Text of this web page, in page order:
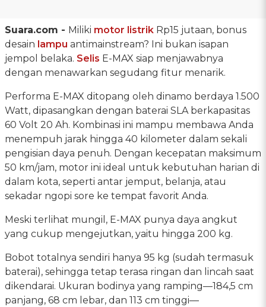
Suara.com - Miliki motor listrik Rp15 jutaan, bonus
desain lampu antimainstream? Ini bukan isapan
jempol belaka. Selis E-MAX siap menjawabnya
dengan menawarkan segudang fitur menarik.
Performa E-MAX ditopang oleh dinamo berdaya 1.500
Watt, dipasangkan dengan baterai SLA berkapasitas
60 Volt 20 Ah. Kombinasi ini mampu membawa Anda
menempuh jarak hingga 40 kilometer dalam sekali
pengisian daya penuh. Dengan kecepatan maksimum
50 km/jam, motor ini ideal untuk kebutuhan harian di
dalam kota, seperti antar jemput, belanja, atau
sekadar ngopi sore ke tempat favorit Anda.
Meski terlihat mungil, E-MAX punya daya angkut
yang cukup mengejutkan, yaitu hingga 200 kg.
Bobot totalnya sendiri hanya 95 kg (sudah termasuk
baterai), sehingga tetap terasa ringan dan lincah saat
dikendarai. Ukuran bodinya yang ramping—184,5 cm
panjang, 68 cm lebar, dan 113 cm tinggi—